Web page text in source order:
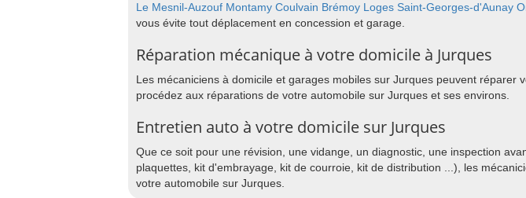
Le Mesnil-Auzouf Montamy Coulvain Brémoy Loges Saint-Georges-d'Aunay
vous évite tout déplacement en concession et garage.
Réparation mécanique à votre domicile à Jurques
Les mécaniciens à domicile et garages mobiles sur Jurques peuvent
procédez aux réparations de votre automobile sur Jurques et ses environs.
Entretien auto à votre domicile sur Jurques
Que ce soit pour une révision, une vidange, un diagnostic, une inspection
plaquettes, kit d'embrayage, kit de courroie, kit de distribution ...), les
votre automobile sur Jurques.